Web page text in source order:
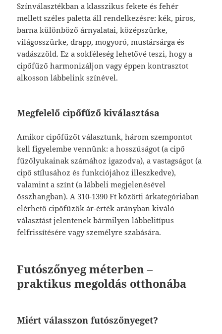
Színválasztékban a klasszikus fekete és fehér
mellett széles paletta áll rendelkezésre: kék, piros,
barna különböző árnyalatai, középszürke,
világosszürke, drapp, mogyoró, mustársárga és
vadászzöld. Ez a sokféleség lehetővé teszi, hogy a
cipőfűző harmonizáljon vagy éppen kontrasztot
alkosson lábbelink színével.
Megfelelő cipőfűző kiválasztása
Amikor cipőfűzőt választunk, három szempontot
kell figyelembe vennünk: a hosszúságot (a cipő
fűzőlyukainak számához igazodva), a vastagságot (a
cipő stílusához és funkciójához illeszkedve),
valamint a színt (a lábbeli megjelenésével
összhangban). A 310-1390 Ft közötti árkategóriában
elérhető cipőfűzők ár-érték arányban kiváló
választást jelentenek bármilyen lábbelitípus
felfrissítésére vagy személyre szabására.
Futószőnyeg méterben –
praktikus megoldás otthonába
Miért válasszon futószőnyeget?